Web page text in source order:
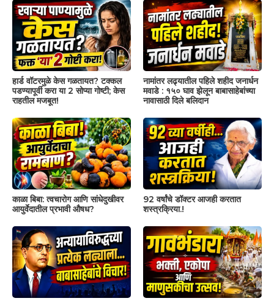
हार्ड वॉटरमुळे केस गळतायत? टक्कल
पडण्यापूर्वी करा या 2 सोप्या गोष्टी; केस
राहतील मजबूत!
नामांतर लढ्यातील पहिले शहीद जनार्धन
मवाडे : १५० घाव झेलून बाबासाहेबांच्या
नावासाठी दिले बलिदान
काळा बिबा: त्वचारोग आणि सांधेदुखीवर
आयुर्वेदातील प्रभावी औषध?
92 वर्षांचे डॉक्टर आजही करतात
शस्त्रक्रिया.!